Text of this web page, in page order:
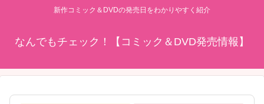
新作コミック＆DVDの発売日をわかりやすく紹介
なんでもチェック！【コミック＆DVD発売情報】